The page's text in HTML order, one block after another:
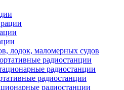
лодок, маломерных судов
радиостанции
радиостанции
радиостанции
радиостанции